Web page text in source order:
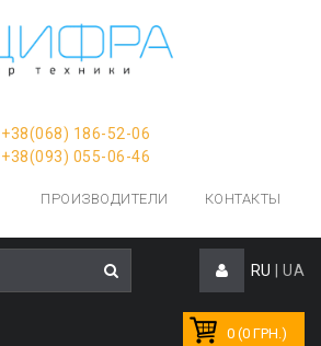
+38(068) 186-52-06
+38(093) 055-06-46
ПРОИЗВОДИТЕЛИ КОНТАКТЫ
RU UA
0 (0 ГРН.)